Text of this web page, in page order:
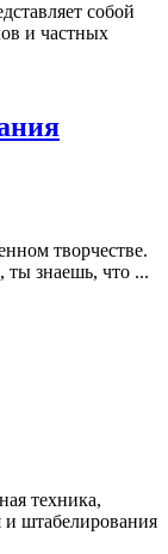
собой
и частных
творчестве.
ты знаешь, что ...
техника,
и штабелирования